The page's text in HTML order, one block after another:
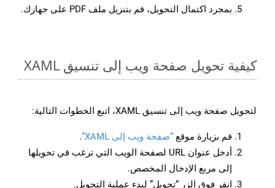
بمجرد اكتمال التحويل، قم بتنزيل ملف PDF على جهازك.
كيفية تحويل صفحة ويب إلى تنسيق XAML
لتحويل صفحة ويب إلى تنسيق XAML، اتبع الخطوات التالية:
قم بزيارة موقع “صفحة ويب إلى XAML”
.
أدخل عنوان URL لصفحة الويب التي ترغب في تحويلها
إلى مربع الإدخال المخصص.
انقر فوق الزر “تحويل” لبدء عملية التحويل.